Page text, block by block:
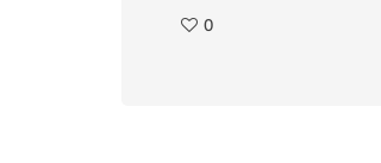
0